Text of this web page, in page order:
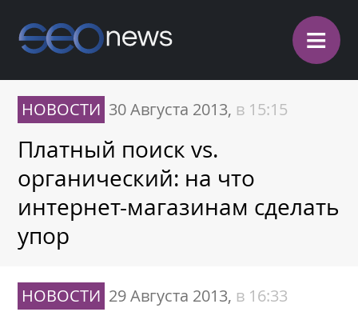
≡
НОВОСТИ 30 Августа 2013, в 15:15
Платный поиск vs.
органический: на что
интернет-магазинам сделать
упор
НОВОСТИ 29 Августа 2013, в 16:33